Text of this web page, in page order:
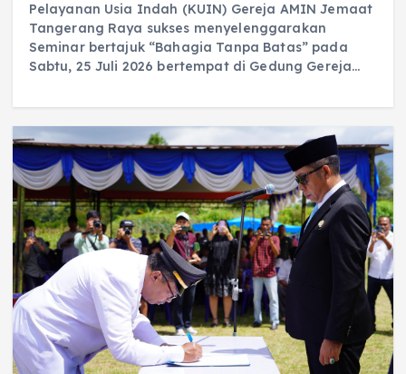
Pelayanan Usia Indah (KUIN) Gereja AMIN Jemaat
Tangerang Raya sukses menyelenggarakan
Seminar bertajuk “Bahagia Tanpa Batas” pada
Sabtu, 25 Juli 2026 bertempat di Gedung Gereja…